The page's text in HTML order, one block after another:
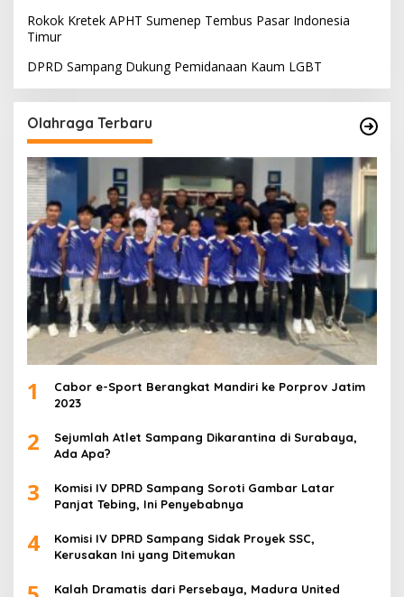
Rokok Kretek APHT Sumenep Tembus Pasar Indonesia
Timur
DPRD Sampang Dukung Pemidanaan Kaum LGBT
Olahraga Terbaru
1
Cabor e-Sport Berangkat Mandiri ke Porprov Jatim
2023
2
Sejumlah Atlet Sampang Dikarantina di Surabaya,
Ada Apa?
3
Komisi IV DPRD Sampang Soroti Gambar Latar
Panjat Tebing, Ini Penyebabnya
4
Komisi IV DPRD Sampang Sidak Proyek SSC,
Kerusakan Ini yang Ditemukan
Kalah Dramatis dari Persebaya, Madura United